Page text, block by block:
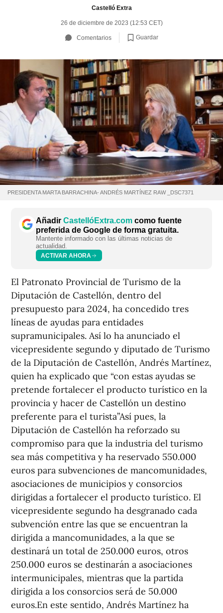
Castelló Extra
26 de diciembre de 2023 (12:53 CET)
Comentarios Guardar
PRESIDENTA MARTA BARRACHINA- ANDRÉS MARTÍNEZ RAW _DSC7371
Añadir CastellóExtra.com como fuente
preferida de Google de forma gratuita.
Mantente informado con las últimas noticias de
actualidad.
ACTIVAR AHORA
El Patronato Provincial de Turismo de la
Diputación de Castellón, dentro del
presupuesto para 2024, ha concedido tres
líneas de ayudas para entidades
supramunicipales. Así lo ha anunciado el
vicepresidente segundo y diputado de Turismo
de la Diputación de Castellón, Andrés Martínez,
quien ha explicado que “con estas ayudas se
pretende fortalecer el producto turístico en la
provincia y hacer de Castellón un destino
preferente para el turista”Así pues, la
Diputación de Castellón ha reforzado su
compromiso para que la industria del turismo
sea más competitiva y ha reservado 550.000
euros para subvenciones de mancomunidades,
asociaciones de municipios y consorcios
dirigidas a fortalecer el producto turístico. El
vicepresidente segundo ha desgranado cada
subvención entre las que se encuentran la
dirigida a mancomunidades, a la que se
destinará un total de 250.000 euros, otros
250.000 euros se destinarán a asociaciones
intermunicipales, mientras que la partida
dirigida a los consorcios será de 50.000
euros.En este sentido, Andrés Martínez ha